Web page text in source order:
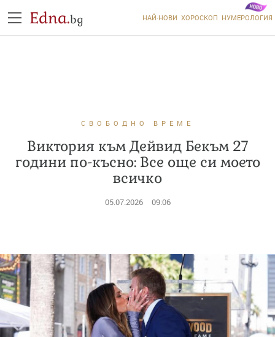
Edna.bg НАЙ-НОВИ ХОРОСКОП НУМЕРОЛОГИЯ
СВОБОДНО ВРЕМЕ
Виктория към Дейвид Бекъм 27
години по-късно: Все още си моето
всичко
05.07.2026 09:06